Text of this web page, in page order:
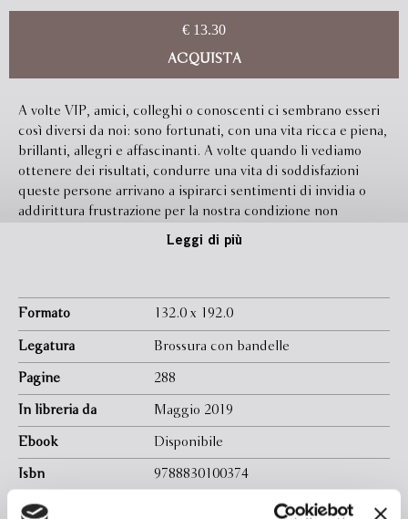
€ 13.30
ACQUISTA
A volte VIP, amici, colleghi o conoscenti ci sembrano esseri
così diversi da noi: sono fortunati, con una vita ricca e piena,
brillanti, allegri e affascinanti. A volte quando li vediamo
ottenere dei risultati, condurre una vita di soddisfazioni
queste persone arrivano a ispirarci sentimenti di invidia o
addirittura frustrazione per la nostra condizione non
altrettanto fortunata. Eppure bisogna prendere coscienza
dall’impressione che farai alle persone che ti circondano.
Come avrai capito ciò che fa la differenza è riuscire ad
assumere una personalità magnetica e positiva. E questa
personalità magnetica non è una dote innata o impossibile da
ottenere. Nei corsi e negli scritti di Dale Carnegie troviamo
una precisa indicazione della strada da seguire, grazie a dieci
passi, dieci semplici regole alla portata di tutti. Il segreto è
applicarle costantemente. Progetto
Leggi di più
Formato 132.0 x 192.0
Legatura Brossura con bandelle
Pagine 288
In libreria da Maggio 2019
Ebook Disponibile
Isbn 9788830100374
Traduttore Caterina Marchioro